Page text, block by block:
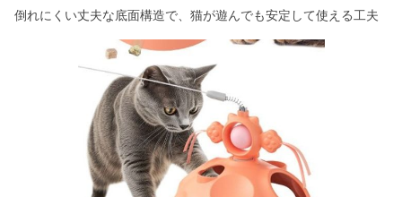
倒れにくい丈夫な底面構造で、猫が遊んでも安定して使える工夫